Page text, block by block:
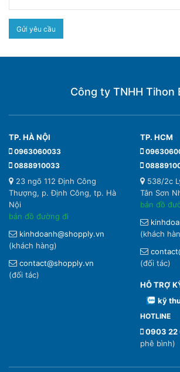
Gửi yêu cầu
Công ty TNHH Tihon
TP. HÀ NỘI
0963060033
0888910033
23 ngõ 112 Định Công
Thượng, p. Định Công, tp. Hà
Nội
bản đồ đường đi
kinhdoanh@shopply.vn
(khách hàng)
contact@shopply.vn
(đối tác)
TP. HCM
538/2c
Tân Sơn
bản đồ
(khách
(đối tác)
HỖ TRỢ
kỹ
HOTLINE
0903 22
phê bình)